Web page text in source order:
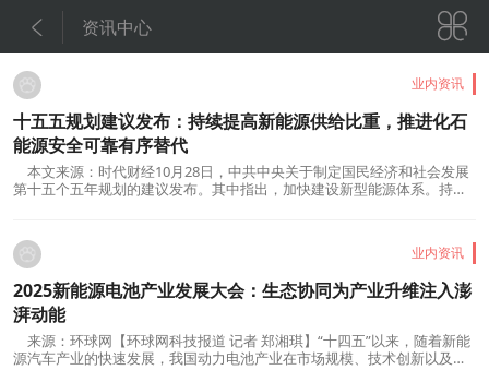
 资讯中心 
业内资讯
十五五规划建议发布：持续提高新能源供给比重，推进化石
能源安全可靠有序替代
本文来源：时代财经10月28日，中共中央关于制定国民经济和社会发展
第十五个五年规划的建议发布。其中指出，加快建设新型能源体系。持续
送，促进清洁能源高质量发展。加强化石能源清洁高效...
业内资讯
2025新能源电池产业发展大会：生态协同为产业升维注入澎
湃动能
来源：环球网【环球网科技报道 记者 郑湘琪】“十四五”以来，随着新能
源汽车产业的快速发展，我国动力电池产业在市场规模、技术创新以及配